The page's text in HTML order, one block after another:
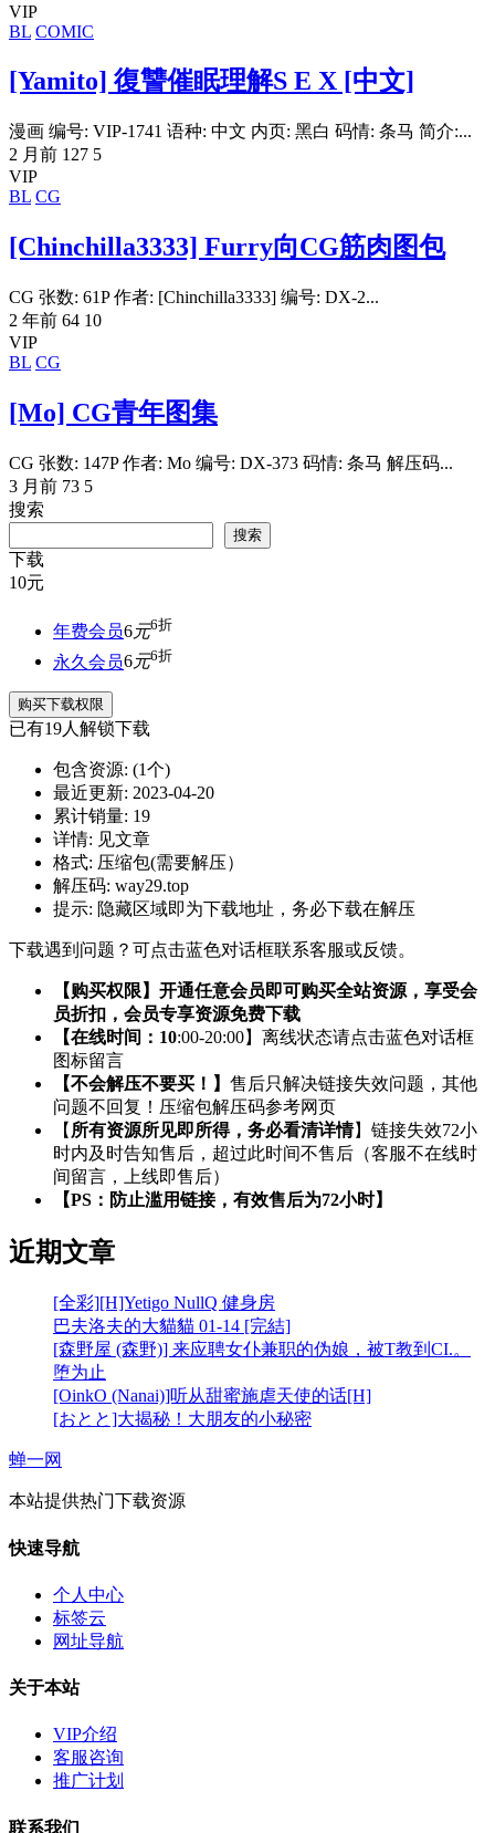
VIP
BL COMIC
[Yamito] 復讐催眠理解S E X [中文]
漫画 编号: VIP-1741 语种: 中文 内页: 黑白 码情: 条马 简介:...
2 月前 127 5
VIP
BL CG
[Chinchilla3333] Furry向CG筋肉图包
CG 张数: 61P 作者: [Chinchilla3333] 编号: DX-2...
2 年前 64 10
VIP
BL CG
[Mo] CG青年图集
CG 张数: 147P 作者: Mo 编号: DX-373 码情: 条马 解压码...
3 月前 73 5
搜索
搜索
下载
10元
年费会员6元6折
永久会员6元6折
购买下载权限
已有19人解锁下载
包含资源: (1个)
最近更新: 2023-04-20
累计销量: 19
详情: 见文章
格式: 压缩包(需要解压）
解压码: way29.top
提示: 隐藏区域即为下载地址，务必下载在解压
下载遇到问题？可点击蓝色对话框联系客服或反馈。
【购买权限】开通任意会员即可购买全站资源，享受会
员折扣，会员专享资源免费下载
【在线时间：10:00-20:00】离线状态请点击蓝色对话框
图标留言
【不会解压不要买！】 售后只解决链接失效问题，其他
问题不回复！压缩包解压码参考网页
【 所有资源所见即所得，务必看清详情】链接失效72小
时内及时告知售后，超过此时间不售后（客服不在线时
间留言，上线即售后）
【PS：防止滥用链接，有效售后为72小时】
近期文章
[全彩][H]Yetigo NullQ 健身房
巴夫洛夫的大貓貓 01-14 [完結]
[森野屋 (森野)] 来应聘女仆兼职的伪娘，被T教到CI.。
堕为止
[OinkO (Nanai)]听从甜蜜施虐天使的话[H]
[おとと]大揭秘！大朋友的小秘密
蝉一网
本站提供热门下载资源
快速导航
个人中心
标签云
网址导航
关于本站
VIP介绍
客服咨询
推广计划
联系我们